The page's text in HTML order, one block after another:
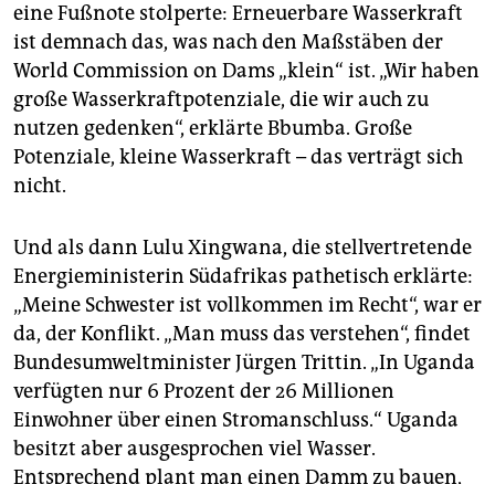
nord
wahrheit
verlag
verlag
shop
fragen & hilfe
unterstützen
genossenschaft
epaper login
eine Fußnote stolperte: Erneuerbare Wasserkraft
ist demnach das, was nach den Maßstäben der
World Commission on Dams „klein“ ist. „Wir haben
große Wasserkraftpotenziale, die wir auch zu
nutzen gedenken“, erklärte Bbumba. Große
Potenziale, kleine Wasserkraft – das verträgt sich
nicht.
Und als dann Lulu Xingwana, die stellvertretende
Energieministerin Südafrikas pathetisch erklärte:
„Meine Schwester ist vollkommen im Recht“, war er
da, der Konflikt. „Man muss das verstehen“, findet
Bundesumweltminister Jürgen Trittin. „In Uganda
verfügten nur 6 Prozent der 26 Millionen
Einwohner über einen Stromanschluss.“ Uganda
besitzt aber ausgesprochen viel Wasser.
Entsprechend plant man einen Damm zu bauen,